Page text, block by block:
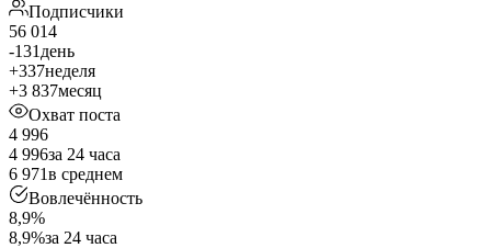
Подписчики
56 014
-131 день
+337неделя
+3 837месяц
Охват поста
4 996
4 996за 24 часа
6 971в среднем
Вовлечённость
8,9%
8,9%за 24 часа